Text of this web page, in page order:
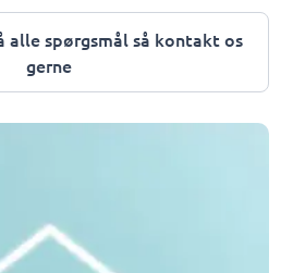
alle spørgsmål så kontakt os
gerne